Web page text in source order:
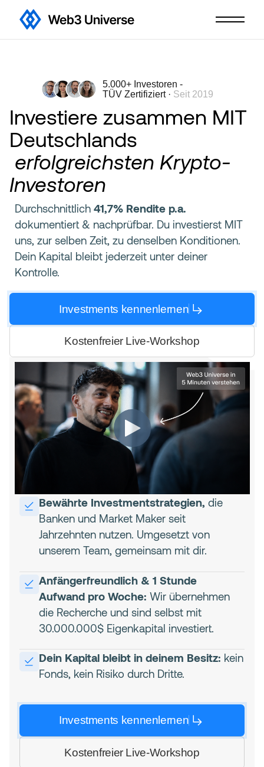
5.000+ Investoren -
TÜV Zertifiziert · Seit 2019
Investiere zusammen MIT
Deutschlands
erfolgreichsten Krypto-
Investoren
Durchschnittlich 41,7% Rendite p.a.
dokumentiert & nachprüfbar. Du investierst MIT
uns, zur selben Zeit, zu denselben Konditionen.
Dein Kapital bleibt jederzeit unter deiner
Kontrolle.
Investments kennenlernen
Kostenfreier Live-Workshop
Bewährte Investmentstrategien, die
Banken und Market Maker seit
Jahrzehnten nutzen. Umgesetzt von
unserem Team, gemeinsam mit dir.
Anfängerfreundlich & 1 Stunde
Aufwand pro Woche: Wir übernehmen
die Recherche und sind selbst mit
30.000.000$ Eigenkapital investiert.
Dein Kapital bleibt in deinem Besitz: kein
Fonds, kein Risiko durch Dritte.
Investments kennenlernen
Kostenfreier Live-Workshop